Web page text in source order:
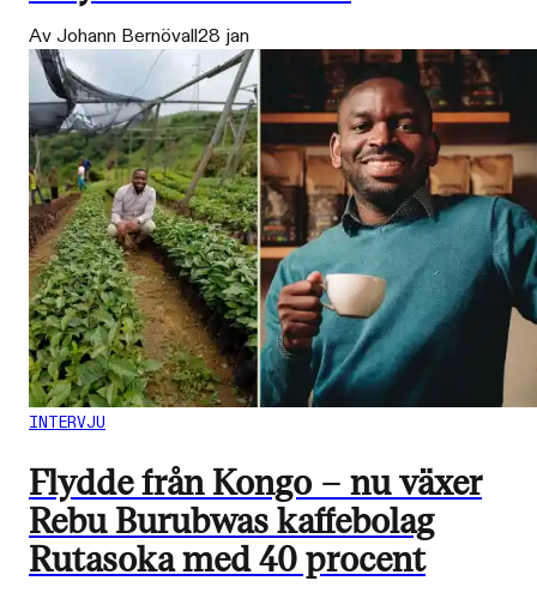
Av Johann Bernövall28 jan
INTERVJU
Flydde från Kongo – nu växer
Rebu Burubwas kaffebolag
Rutasoka med 40 procent